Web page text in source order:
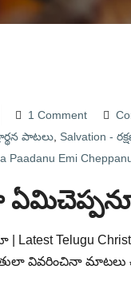
1 Comment
పాటలు Salvation -
Paadanu Emi
Telugu
వివరించినా